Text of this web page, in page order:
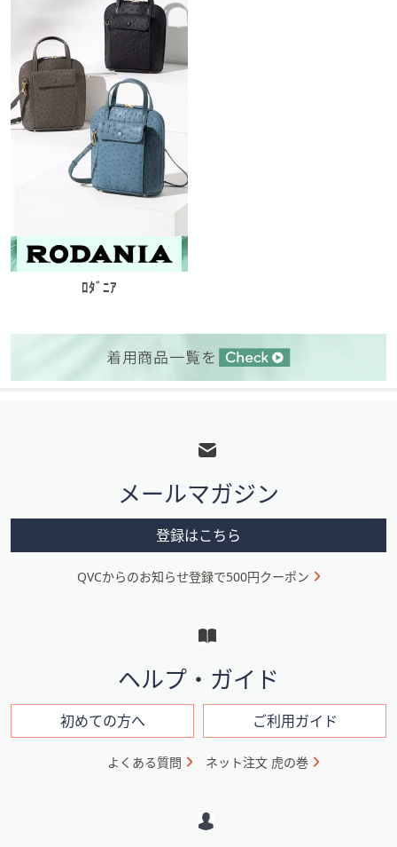
ﾛﾀﾞﾆｱ
メ
ニ
ン
メールマガジン
登録はこちら
QVCからのお知らせ登録で500円クーポン
ヘルプ・ガイド
初めての方へ ご利用ガイド
よくある質問 ネット注文 虎の巻